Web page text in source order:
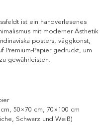
ist ein handverlesenes
mit moderner Ästhetik
posters, väggkonst,
Premium-Papier gedruckt, um
gewährleisten.
50×70 cm, 70×100 cm
Schwarz und Weiß)